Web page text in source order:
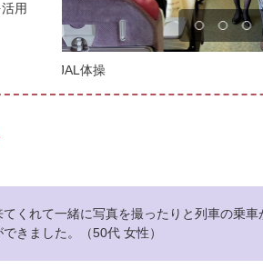
用
JALふるさとアンバサダー、JAL
くれて一緒に写真を撮ったりと列車の乗車
きました。（50代 女性）